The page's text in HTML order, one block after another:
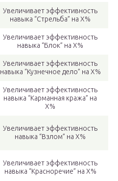
Увеличивает эффективность
навыка “Стрельба” на Х%
Увеличивает эффективность
навыка “Блок” на Х%
Увеличивает эффективность
навыка “Кузнечное дело” на Х%
Увеличивает эффективность
навыка “Карманная кража” на
Х%
Увеличивает эффективность
навыка “Взлом” на Х%
Увеличивает эффективность
навыка “Красноречие” на Х%